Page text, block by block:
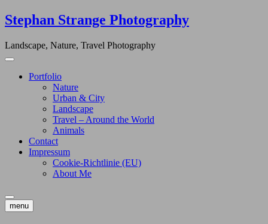
Skip
to
Stephan Strange Photography
Landscape, Nature, Travel Photography
Portfolio
Nature
Urban & City
Landscape
Travel – Around the World
Animals
Contact
Impressum
Cookie-Richtlinie (EU)
About Me
menu